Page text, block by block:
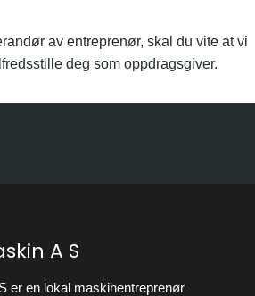
av entreprenør, skal du vite at vi
deg som oppdragsgiver.
A S
er en lokal maskinentreprenør